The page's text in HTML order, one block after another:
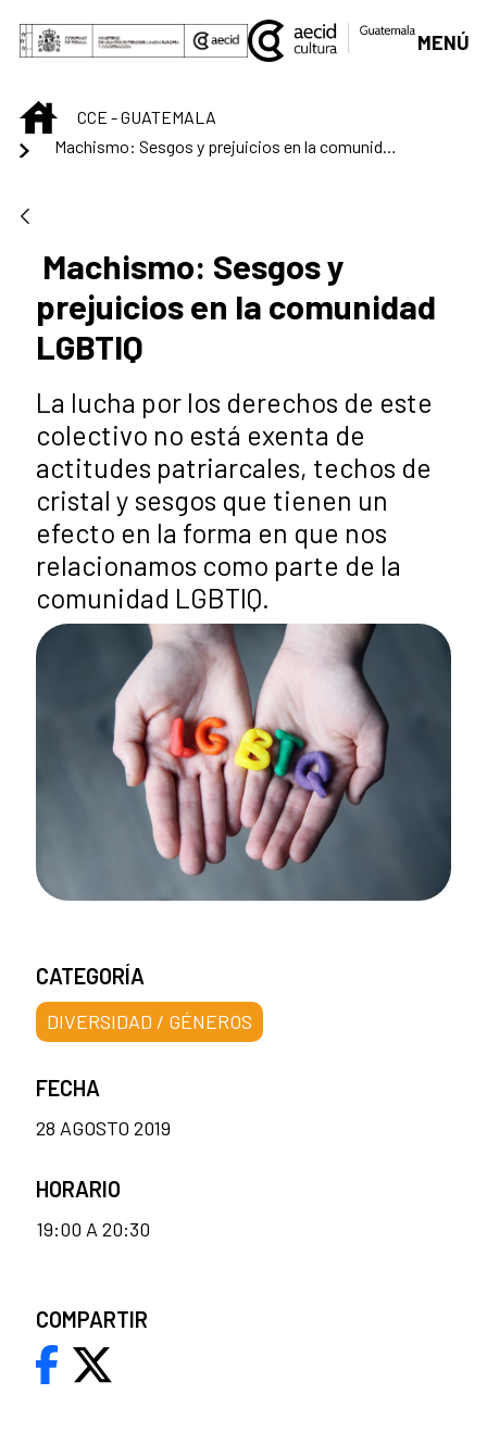
Saltar al contenido principal
MENÚ
INICIOCCE - GUATEMALA
Machismo: Sesgos y
prejuicios en la comunidad
LGBTIQ
La lucha por los derechos de este
colectivo no está exenta de
actitudes patriarcales, techos de
cristal y sesgos que tienen un
efecto en la forma en que nos
relacionamos como parte de la
comunidad LGBTIQ.
CATEGORÍA
DIVERSIDAD / GÉNEROS
FECHA
28 AGOSTO 2019
HORARIO
19:00 A 20:30
COMPARTIR